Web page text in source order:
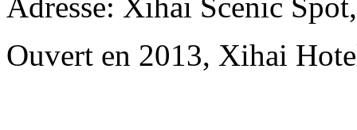
Ouvert en 2013, Xihai